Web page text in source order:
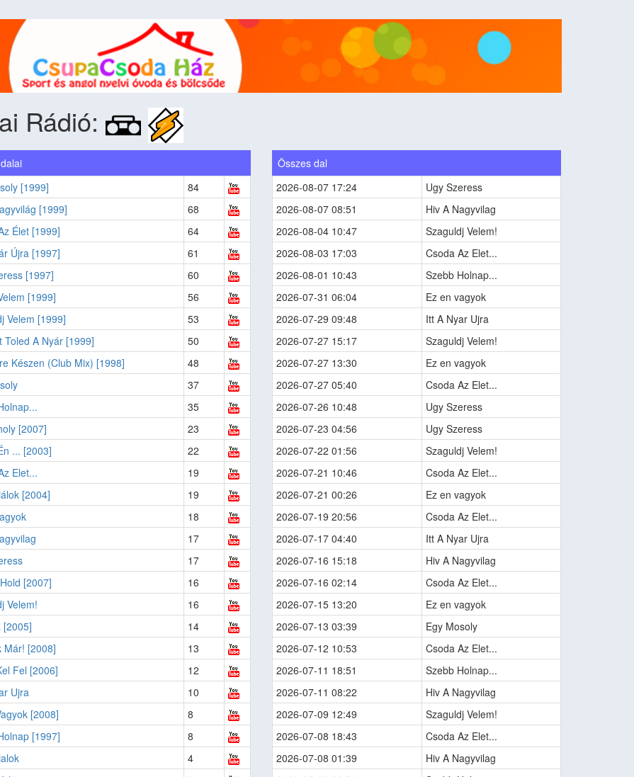
Rádió:
[1999]
84
[1999]
68
Élet [1999]
64
Újra [1997]
61
[1997]
60
[1999]
56
Velem [1999]
53
Toled A Nyár [1999]
50
Készen (Club Mix) [1998]
48
37
35
[2007]
23
... [2003]
22
Elet...
19
[2004]
19
18
17
17
[2007]
16
Velem!
16
[2005]
14
Már! [2008]
13
Fel [2006]
12
Ujra
10
[2008]
8
[1997]
8
4
Összes dal
2026-08-07 17:24
Ugy Szeress
2026-08-07 08:51
Hiv A Nagyvilag
2026-08-04 10:47
Szaguldj Velem!
2026-08-03 17:03
Csoda Az Elet...
2026-08-01 10:43
Szebb Holnap...
2026-07-31 06:04
Ez en vagyok
2026-07-29 09:48
Itt A Nyar Ujra
2026-07-27 15:17
Szaguldj Velem!
2026-07-27 13:30
Ez en vagyok
2026-07-27 05:40
Csoda Az Elet...
2026-07-26 10:48
Ugy Szeress
2026-07-23 04:56
Ugy Szeress
2026-07-22 01:56
Szaguldj Velem!
2026-07-21 10:46
Csoda Az Elet...
2026-07-21 00:26
Ez en vagyok
2026-07-19 20:56
Csoda Az Elet...
2026-07-17 04:40
Itt A Nyar Ujra
2026-07-16 15:18
Hiv A Nagyvilag
2026-07-16 02:14
Csoda Az Elet...
2026-07-15 13:20
Ez en vagyok
2026-07-13 03:39
Egy Mosoly
2026-07-12 10:53
Csoda Az Elet...
2026-07-11 18:51
Szebb Holnap...
2026-07-11 08:22
Hiv A Nagyvilag
2026-07-09 12:49
Szaguldj Velem!
2026-07-08 18:43
Csoda Az Elet...
2026-07-08 01:39
Hiv A Nagyvilag